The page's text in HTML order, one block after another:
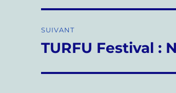
SUIVANT
Publication
TURFU Festival :